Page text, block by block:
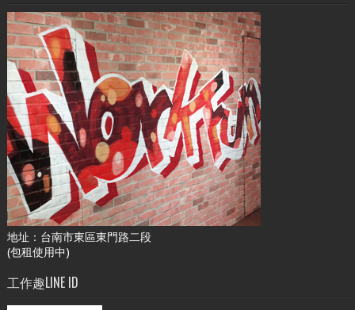
地址：台南市東區東門路二段
(包租使用中)
工作趣LINE ID